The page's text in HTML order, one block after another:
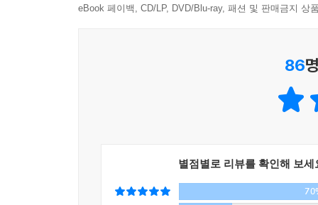
▶ 극이 끝났을 때 우리 마음에 남는 것은 거듭되는
eBook 페이백, CD/LP, DVD/Blu-ray, 패션 및 판매금지 상
86
별점별로 리뷰를 확인해 보세